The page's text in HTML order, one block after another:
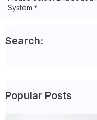
System.*
Search:
Popular Posts